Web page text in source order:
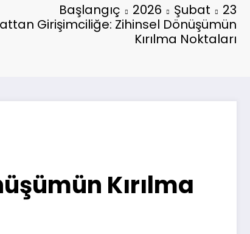
Başlangıç 2026 Şubat
23
Girişimciliğe: Zihinsel Dönüşümün
Kırılma Noktaları
Kırılma